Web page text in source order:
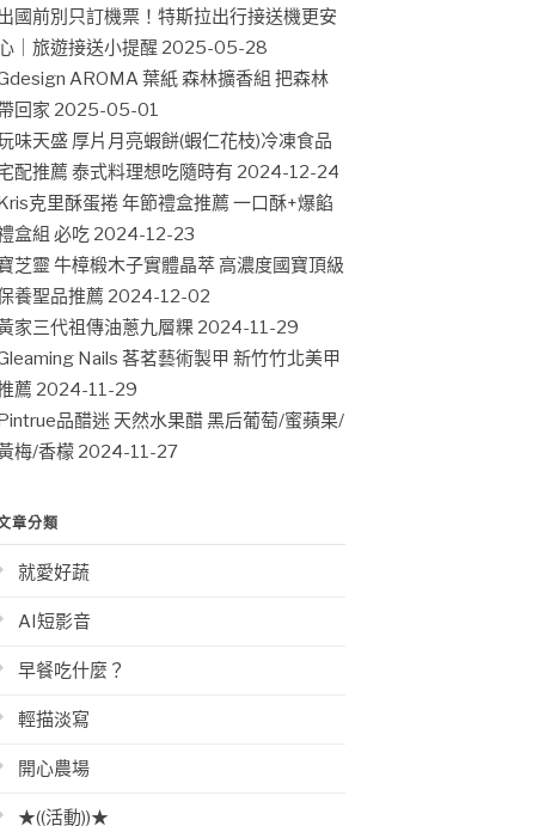
國前別只訂機票！特斯拉出行接送機更安
｜旅遊接送小提醒 2025-05-28
AROMA 葉紙 森林擴香組 把森林
回家 2025-05-01
味天盛 厚片月亮蝦餅(蝦仁花枝)冷凍食品
配推薦 泰式料理想吃隨時有 2024-12-24
克里酥蛋捲 年節禮盒推薦 一口酥+爆餡
盒組 必吃 2024-12-23
芝靈 牛樟椴木子實體晶萃 高濃度國寶頂級
養聖品推薦 2024-12-02
家三代祖傳油蔥九層粿 2024-11-29
Nails 茖茗藝術製甲 新竹竹北美甲
薦 2024-11-29
品醋迷 天然水果醋 黑后葡萄/蜜蘋果/
梅/香檬 2024-11-27
章分類
就愛好蔬
AI短影音
早餐吃什麼？
輕描淡寫
開心農場
★((活動))★